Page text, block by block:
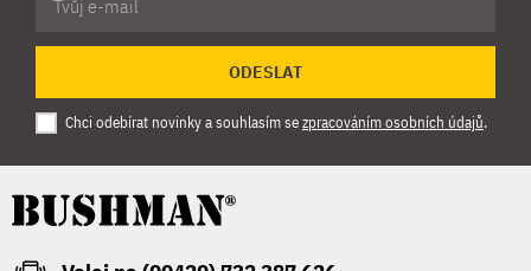
ODESLAT
Chci odebírat novinky a souhlasím sezpracováním osobních údajů.